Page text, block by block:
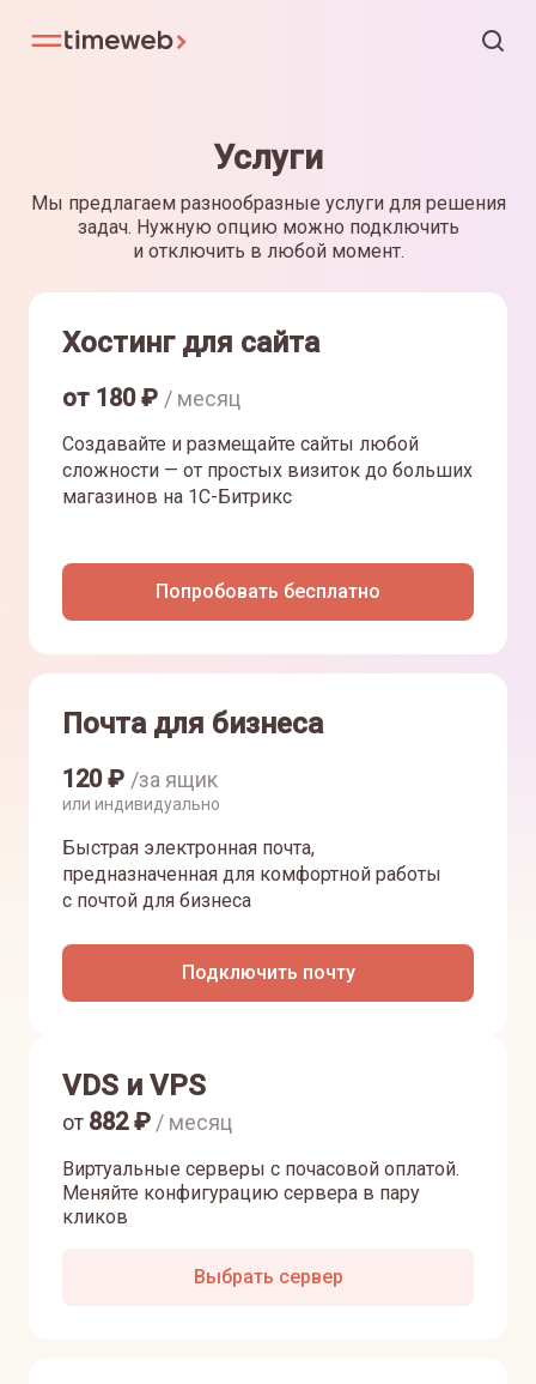
Услуги
Мы предлагаем разнообразные услуги для решения
задач. Нужную опцию можно подключить
и отключить в любой момент.
Хостинг для сайта
от 180₽ / месяц
Создавайте и размещайте сайты любой
сложности — от простых визиток до больших
магазинов на 1С-Битрикс
Попробовать бесплатно
Почта для бизнеса
120₽ /за ящик
или индивидуально
Быстрая электронная почта,
предназначенная для комфортной работы
с почтой для бизнеса
Подключить почту
VDS и VPS
Виртуальные серверы с почасовой оплатой.
Меняйте конфигурацию сервера в пару
кликов
от 882₽ / месяц
Выбрать сервер